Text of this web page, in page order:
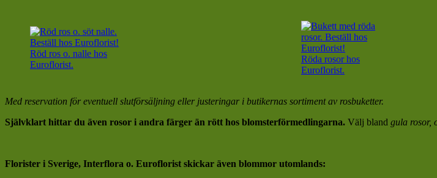
Röd ros o. nalle hos
Euroflorist.
Röda rosor hos
Euroflorist.
Med reservation för eventuell slutförsäljning eller justeringar i butikernas sortiment av rosbuketter.
Självklart hittar du även rosor i andra färger än rött hos blomsterförmedlingarna. Välj bland gula rosor,
Florister i Sverige, Interflora o. Euroflorist skickar även blommor utomlands: